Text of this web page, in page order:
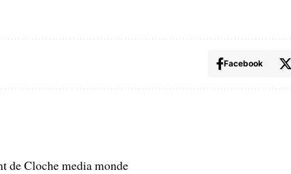
Facebook
de Cloche media monde